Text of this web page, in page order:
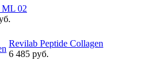
ML 02
Revilab Peptide Collagen
6 485 руб.